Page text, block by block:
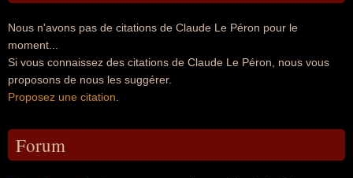
Nous n'avons pas de citations de Claude Le Péron pour le
moment...
Si vous connaissez des citations de Claude Le Péron, nous vous
proposons de nous les suggérer.
Proposez une citation
Forum